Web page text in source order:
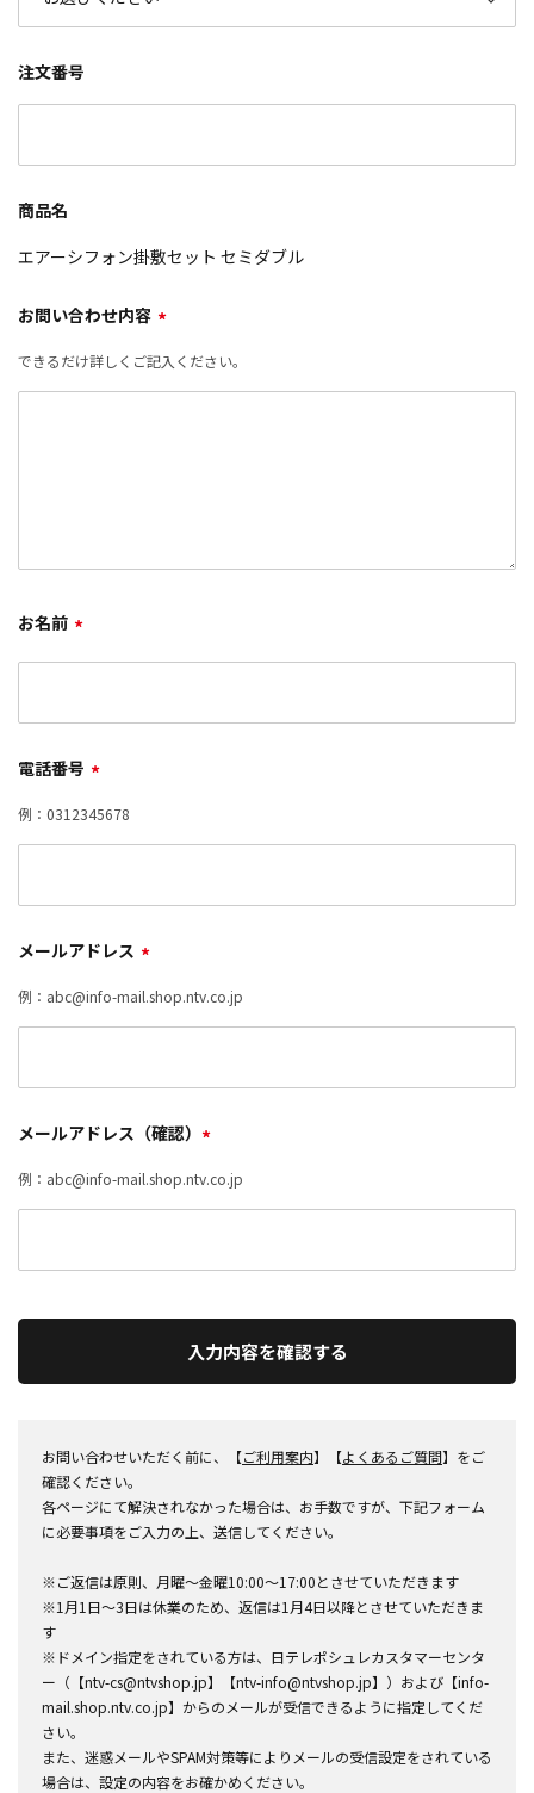
注文番号
商品名
エアーシフォン掛敷セット セミダブル
お問い合わせ内容 *
できるだけ詳しくご記入ください。
お名前 *
電話番号 *
例：0312345678
メールアドレス *
例：abc@info-mail.shop.ntv.co.jp
メールアドレス（確認） *
例：abc@info-mail.shop.ntv.co.jp
入力内容を確認する
お問い合わせいただく前に、【ご利用案内】【よくあるご質問】をご
確認ください。
各ページにて解決されなかった場合は、お手数ですが、下記フォーム
に必要事項をご入力の上、送信してください。
※ご返信は原則、月曜～金曜10:00～17:00とさせていただきます
※1月1日～3日は休業のため、返信は1月4日以降とさせていただきま
す
※ドメイン指定をされている方は、日テレポシュレカスタマーセンタ
ー（【ntv-cs@ntvshop.jp】【ntv-info@ntvshop.jp】）および【info-
mail.shop.ntv.co.jp】からのメールが受信できるように指定してくだ
さい。
また、迷惑メールやSPAM対策等によりメールの受信設定をされている
場合は、設定の内容をお確かめください。